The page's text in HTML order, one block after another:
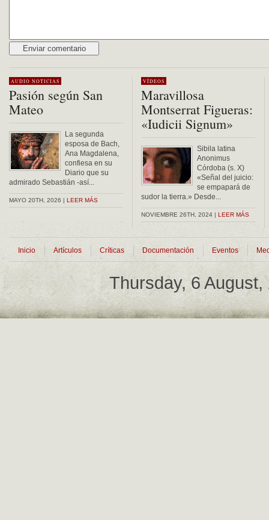
AUDIO NOTICIAS
Pasión según San
Mateo
La segunda
esposa de Bach,
Ana Magdalena,
confiesa en su
Diario que su
admirado Sebastián -así...
MAYO 20TH, 2026 | LEER MÁS
VÍDEOS
Maravillosa
Montserrat Figueras:
«Iudicii Signum»
Sibila latina
Anonimus
Córdoba (s. X)
«Señal del juicio:
se empapará de
sudor la tierra.» Desde...
NOVIEMBRE 26TH, 2024 | LEER MÁS
Inicio Artículos Críticas Documentación Eventos
Thursday, 6